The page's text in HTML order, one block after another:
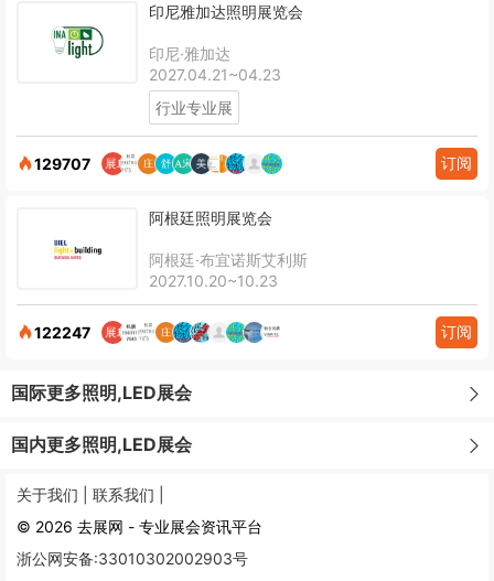
印尼雅加达照明展览会
印尼·雅加达
2027.04.21~04.23
行业专业展
129707 订阅
阿根廷照明展览会
阿根廷·布宜诺斯艾利斯
2027.10.20~10.23
122247 订阅
国际更多照明,LED展会
国内更多照明,LED展会
关于我们 | 联系我们 |
© 2026 去展网 - 专业展会资讯平台
浙公网安备:33010302002903号